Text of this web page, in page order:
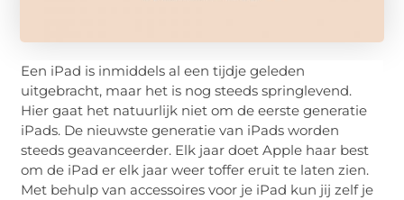
Een iPad is inmiddels al een tijdje geleden
uitgebracht, maar het is nog steeds springlevend.
Hier gaat het natuurlijk niet om de eerste generatie
iPads. De nieuwste generatie van iPads worden
steeds geavanceerder. Elk jaar doet Apple haar best
om de iPad er elk jaar weer toffer eruit te laten zien.
Met behulp van accessoires voor je iPad kun jij zelf je